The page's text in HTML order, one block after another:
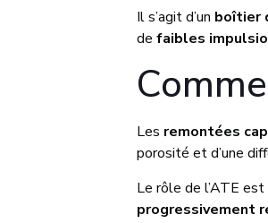
Il s’agit d’un boîtier
de faibles
Les remontées
porosité et d’une
Le rôle de l’ATE est
progressivement